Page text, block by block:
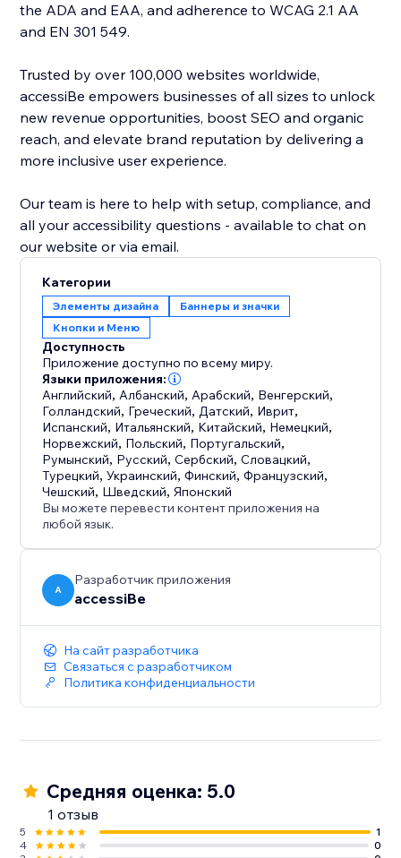
the ADA and EAA, and adherence to WCAG 2.1 AA
and EN 301 549.
Trusted by over 100,000 websites worldwide,
accessiBe empowers businesses of all sizes to unlock
new revenue opportunities, boost SEO and organic
reach, and elevate brand reputation by delivering a
more inclusive user experience.
Our team is here to help with setup, compliance, and
all your accessibility questions - available to chat on
our website or via email.
Категории
Элементы дизайна
Баннеры и значки
Кнопки и Меню
Доступность
Приложение доступно по всему миру.
Языки приложения:
Английский, Албанский, Арабский, Венгерский,
Голландский, Греческий, Датский, Иврит,
Испанский, Итальянский, Китайский, Немецкий,
Норвежский, Польский, Португальский,
Румынский, Русский,Сербский,Словацкий,
Турецкий,Украинский,Финский,Французский,
Чешский, Шведский,Японский
Вы можете перевести контент приложения на
любой язык.
A
Разработчик приложения
accessiBe
На сайт разработчика
Связаться с разработчиком
Политика конфиденциальности
Средняя оценка: 5.0
1 отзыв
5
1
4
0